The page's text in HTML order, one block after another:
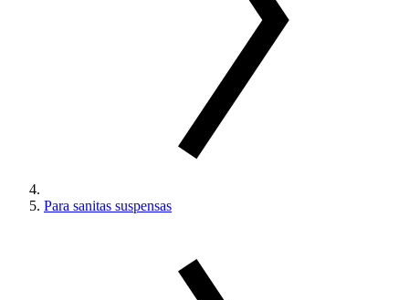
Para sanitas suspensas